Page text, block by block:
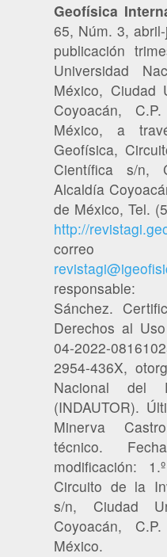
Geofísica
65, Núm. 3,
publicación
Universidad
México, Ciudad
Coyoacán,
México, a
Geofísica,
Científica s/n,
Alcaldía
de México, Tel.
http://
correo
Sánchez.
Derechos al
04-2022-
2954-436X,
Nacional del
(INDAUTOR).
Minerva
técnico.
modificación:
Circuito de la
s/n, Ciudad
Coyoacán,
México.